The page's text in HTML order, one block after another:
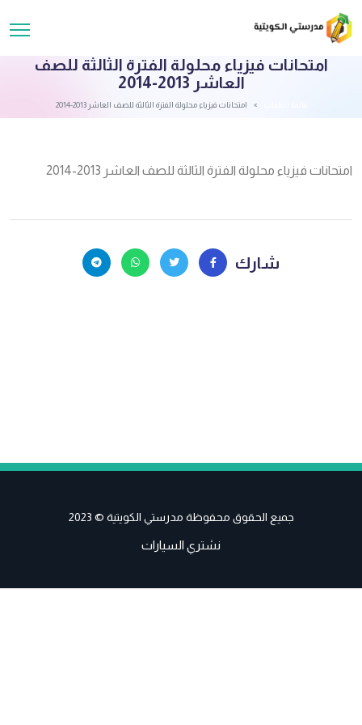
امتحانات فيزياء محلولة الفترة الثالثة للصف
العاشر 2013-2014
امتحانات فيزياء محلولة الفترة الثالثة للصف العاشر 2013-2014
امتحانات فيزياء محلولة الفترة الثالثة للصف العاشر 2013-2014
شارك
جميع الحقوق محفوظة مدرستي الكويتية © 2023
نشتري السيارات